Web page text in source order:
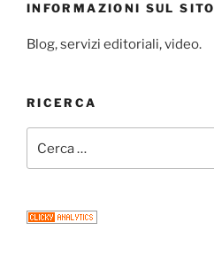
INFORMAZIONI SUL SITO
Blog, servizi editoriali, video.
RICERCA